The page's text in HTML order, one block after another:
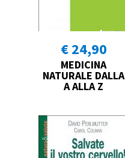
€ 24,90
MEDICINA
NATURALE DALLA
A ALLA Z